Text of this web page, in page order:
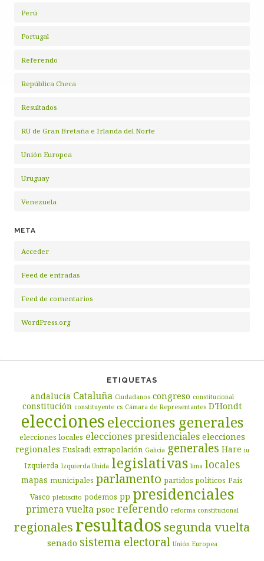
Perú
Portugal
Referendo
República Checa
Resultados
RU de Gran Bretaña e Irlanda del Norte
Unión Europea
Uruguay
Venezuela
META
Acceder
Feed de entradas
Feed de comentarios
WordPress.org
ETIQUETAS
andalucía Cataluña Ciudadanos congreso constitucional
constitución constituyente cs Cámara de Representantes D'Hondt
eleccioneselecciones generales
elecciones locales elecciones presidenciales elecciones
regionales Euskadi extrapolación Galicia generales Hare iu
Izquierda Izquierda Unida legislativas lima locales
mapas municipales parlamento partidos políticos País
Vasco plebiscito podemos pp presidenciales
primera vuelta psoe referendo reforma constitucional
regionales resultadossegunda vuelta
senado sistema electoral Unión Europea